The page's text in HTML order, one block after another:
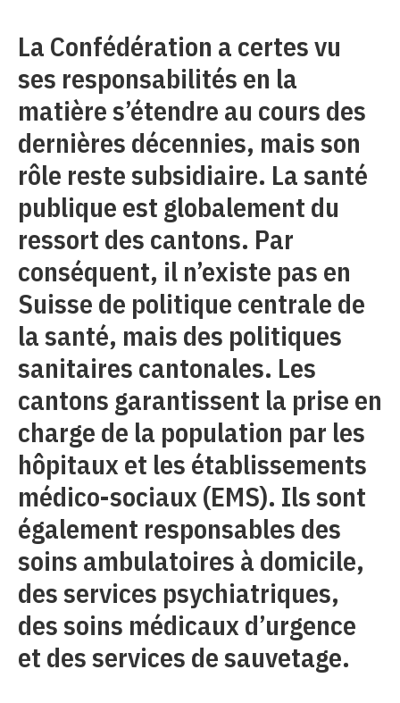
La Confédération a certes vu
ses responsabilités en la
matière s’étendre au cours des
dernières décennies, mais son
rôle reste subsidiaire. La santé
publique est globalement du
ressort des cantons. Par
conséquent, il n’existe pas en
Suisse de politique centrale de
la santé, mais des politiques
sanitaires cantonales. Les
cantons garantissent la prise en
charge de la population par les
hôpitaux et les établissements
médico-sociaux (EMS). Ils sont
également responsables des
soins ambulatoires à domicile,
des services psychiatriques,
des soins médicaux d’urgence
et des services de sauvetage.